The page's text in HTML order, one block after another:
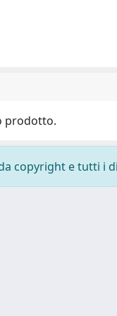
prodotto.
copyright e tutti i